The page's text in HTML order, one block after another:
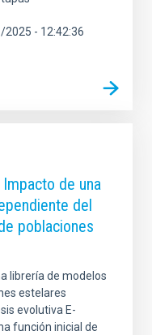
2025 - 12:42:36
de una
del
poblaciones
librería de modelos
estelares
evolutiva E-
función inicial de